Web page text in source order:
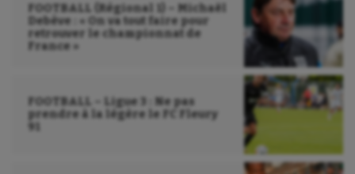
FOOTBALL (Régional 1) – Michaël
Debève : « On va tout faire pour
retrouver le championnat de
France »
FOOTBALL – Ligue 3 : Ne pas
prendre à la légère le FC Fleury
91